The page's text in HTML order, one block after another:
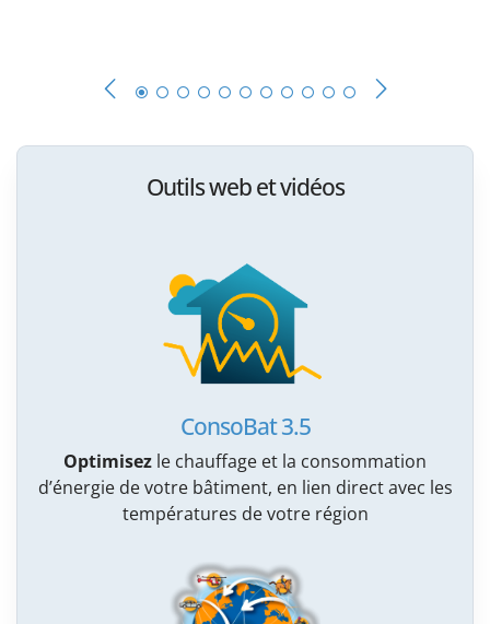
Outils web et vidéos
ConsoBat 3.5
Optimisez le chauffage et la consommation
d’énergie de votre bâtiment, en lien direct avec les
températures de votre région